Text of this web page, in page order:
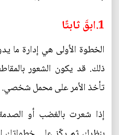
1.ابقَ ثابتًا
الخطوة الأولى هي إدارة
ذلك. قد يكون الشعور
تأخذ الأمر على محمل شخصي.
إذا شعرت بالغضب أو